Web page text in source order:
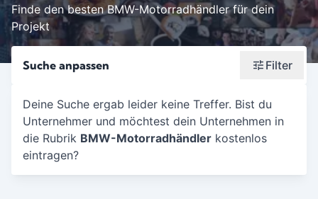
Finde den besten BMW-Motorradhändler für dein
Projekt
Suche anpassen Filter
Wonach suchst du?
Stadt oder Postleitzahl
Deine Suche ergab leider keine Treffer. Bist du
Unternehmer und möchtest dein Unternehmen in
die Rubrik BMW-Motorradhändler kostenlos
eintragen?